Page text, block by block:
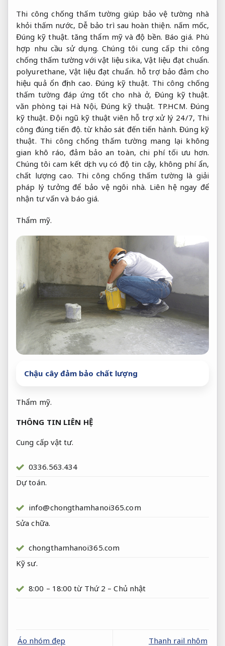
Thi công chống thấm tường giúp bảo vệ tường nhà
khỏi thấm nước, Dễ bảo trì sau hoàn thiện. nấm mốc,
Đúng kỹ thuật. tăng thẩm mỹ và độ bền. Báo giá. Phù
hợp nhu cầu sử dụng. Chúng tôi cung cấp thi công
chống thấm tường với vật liệu sika,Vật liệu đạt chuẩn.
polyurethane,Vật liệu đạt chuẩn. hỗ trợ bảo đảm cho
hiệu quả ổn định cao. Đúng kỹ thuật. Thi công chống
thấm tường đáp ứng tốt cho nhà ở, Đúng kỹ thuật.
văn phòng tại Hà Nội,Đúng kỹ thuật. TP.HCM. Đúng
kỹ thuật. Đội ngũ kỹ thuật viên hỗ trợ xử lý 24/7, Thi
công đúng tiến độ. từ khảo sát đến tiến hành.Đúng kỹ
thuật. Thi công chống thấm tường mang lại không
gian khô ráo, đảm bảo an toàn, chi phí tối ưu hơn.
Chúng tôi cam kết dịch vụ có độ tin cậy, không phí ẩn,
chất lượng cao. Thi công chống thấm tường là giải
pháp lý tưởng để bảo vệ ngôi nhà. Liên hệ ngay để
nhận tư vấn và báo giá.
Thẩm mỹ.
Chậu cây đảm bảo chất lượng
Thẩm mỹ.
THÔNG TIN LIÊN HỆ
Cung cấp vật tư.
0336.563.434
Dự toán.
info@chongthamhanoi365.com
Sửa chữa.
chongthamhanoi365.com
Kỹ sư.
8:00 – 18:00 từ Thứ 2 – Chủ nhật
Áo nhóm đẹp Thanh rail nhôm